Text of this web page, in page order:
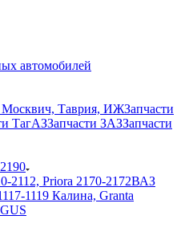
автомобилей
Москвич, Таврия, ИЖЗапчасти
ТагАЗЗапчасти ЗАЗЗапчасти
2112, Priora 2170-2172ВАЗ
1119 Калина, Granta